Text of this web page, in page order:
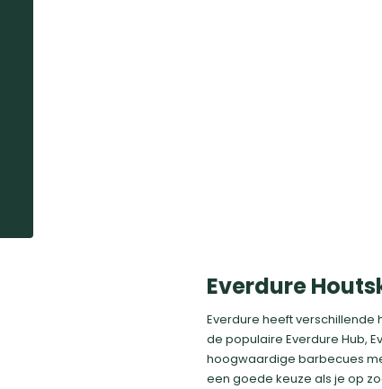
Everdure
Everdure heeft
de populaire Everdure Hub,
hoogwaardige barbecues
een goede keuze als je op